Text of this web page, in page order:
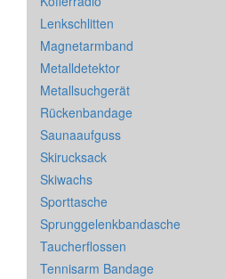
Lenkschlitten
Magnetarmband
Metalldetektor
Metallsuchgerät
Rückenbandage
Saunaaufguss
Skirucksack
Skiwachs
Sporttasche
Sprunggelenkbandasche
Taucherflossen
Tennisarm Bandage